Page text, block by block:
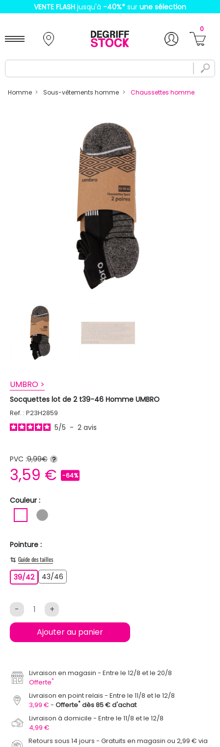
VENTE FLASH jusqu'à -40%* sur une sélection
0
Homme Sous-vêtements homme Chaussettes homme
UMBRO >
Socquettes lot de 2 t39-46 Homme UMBRO
Ref. : P23H2859
5/5 - 2 avis
PVC :9,99€ ?
3,59 € -64%
Couleur :
BLANCGRIS
Pointure :
Guide des tailles
39/4239/42
43/46
- +
Ajouter au panier
Livraison en magasin
Entre le 12/8 et le 20/8
Offerte*
Livraison en point relais
Entre le 11/8 et le 12/8
3,99 €
Offerte* dès 85 € d'achat
Livraison à domicile
Entre le 11/8 et le 12/8
4,99 €
Retours sous 14 jours - Gratuits en magasin ou 2,99 € via